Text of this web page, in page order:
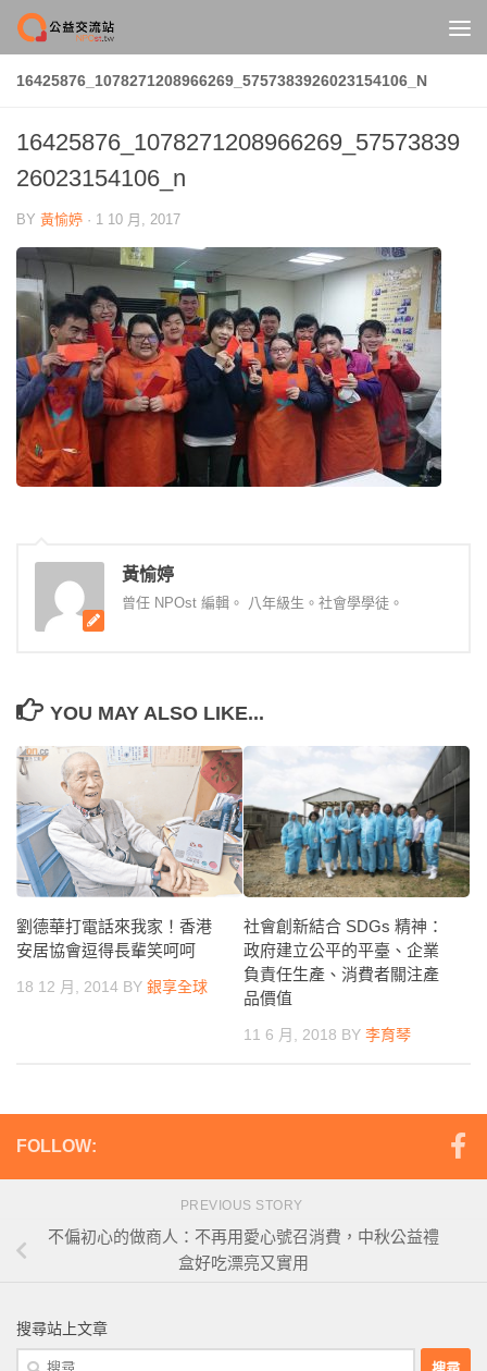
Skip to content
16425876_1078271208966269_5757383926023154106_N
16425876_1078271208966269_57573839
26023154106_n
BY 黃愉婷 · 1 10 月, 2017
黃愉婷
曾任 NPOst 編輯。 八年級生。社會學學徒。
YOU MAY ALSO LIKE...
劉德華打電話來我家！香港
安居協會逗得長輩笑呵呵
18 12 月, 2014 BY 銀享全球
社會創新結合 SDGs 精神：
政府建立公平的平臺、企業
負責任生產、消費者關注產
品價值
11 6 月, 2018 BY 李育琴
FOLLOW:
PREVIOUS STORY
不偏初心的做商人：不再用愛心號召消費，中秋公益禮
盒好吃漂亮又實用
搜尋站上文章
搜